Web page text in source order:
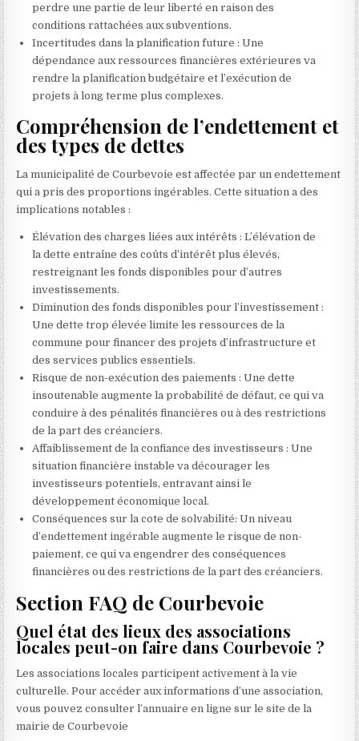
perdre une partie de leur liberté en raison des
conditions rattachées aux subventions.
Incertitudes dans la planification future : Une
dépendance aux ressources financières extérieures va
rendre la planification budgétaire et l’exécution de
projets à long terme plus complexes.
Compréhension de l’endettement et
des types de dettes
La municipalité de Courbevoie est affectée par un endettement
qui a pris des proportions ingérables. Cette situation a des
implications notables :
Élévation des charges liées aux intérêts : L’élévation de
la dette entraîne des coûts d’intérêt plus élevés,
restreignant les fonds disponibles pour d’autres
investissements.
Diminution des fonds disponibles pour l’investissement :
Une dette trop élevée limite les ressources de la
commune pour financer des projets d’infrastructure et
des services publics essentiels.
Risque de non-exécution des paiements : Une dette
insoutenable augmente la probabilité de défaut, ce qui va
conduire à des pénalités financières ou à des restrictions
de la part des créanciers.
Affaiblissement de la confiance des investisseurs : Une
situation financière instable va décourager les
investisseurs potentiels, entravant ainsi le
développement économique local.
Conséquences sur la cote de solvabilité: Un niveau
d’endettement ingérable augmente le risque de non-
paiement, ce qui va engendrer des conséquences
financières ou des restrictions de la part des créanciers.
Section FAQ de Courbevoie
Quel état des lieux des associations
locales peut-on faire dans Courbevoie ?
Les associations locales participent activement à la vie
culturelle. Pour accéder aux informations d’une association,
vous pouvez consulter l’annuaire en ligne sur le site de la
mairie de Courbevoie